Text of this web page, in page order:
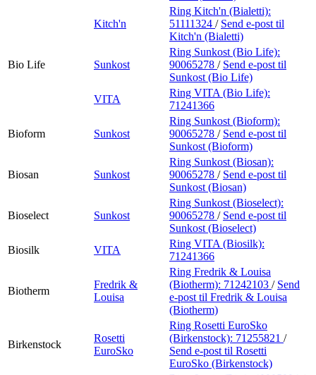
Kitch'n
Ring Kitch'n (Bialetti):
51111324 / Send e-post til
Kitch'n (Bialetti)
Bio Life Sunkost
Ring Sunkost (Bio Life):
90065278 / Send e-post til
Sunkost (Bio Life)
VITA
Ring VITA (Bio Life):
71241366
Bioform Sunkost
Ring Sunkost (Bioform):
90065278 / Send e-post til
Sunkost (Bioform)
Biosan Sunkost
Ring Sunkost (Biosan):
90065278 / Send e-post til
Sunkost (Biosan)
Bioselect Sunkost
Ring Sunkost (Bioselect):
90065278 / Send e-post til
Sunkost (Bioselect)
Biosilk
VITA
Ring VITA (Biosilk):
71241366
Biotherm
Fredrik &
Louisa
Ring Fredrik & Louisa
(Biotherm): 71242103 / Send
e-post til Fredrik & Louisa
(Biotherm)
Birkenstock
Rosetti
EuroSko
Ring Rosetti EuroSko
(Birkenstock): 71255821 /
Send e-post til Rosetti
EuroSko (Birkenstock)